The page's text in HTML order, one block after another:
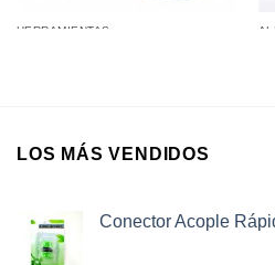
HERRAMIENTAS
LOS MÁS VENDIDOS
Conector Acople